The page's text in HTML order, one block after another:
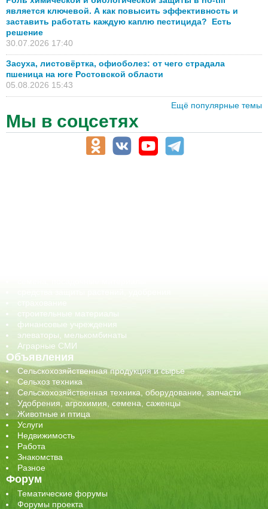
является ключевой. А как повысить эффективность и
заставить работать каждую каплю пестицида? Есть
решение
30.07.2026 17:40
Засуха, листовёртка, офиоболез: от чего страдала
пшеница на юге Ростовской области
05.08.2026 15:43
Ещё популярные темы
Мы в соцсетях
строительные материалы
финансовые учреждения
элеваторы, мелькомбинаты
Аграрные СМИ
Объявления
Сельскохозяйственная продукция и сырье
Сельхоз техника
Сельскохозяйственная техника, оборудование, запчасти
Удобрения, агрохимия, семена, саженцы
Животные и птица
Услуги
Недвижимость
Работа
Знакомства
Разное
Форум
Тематические форумы
Форумы проекта